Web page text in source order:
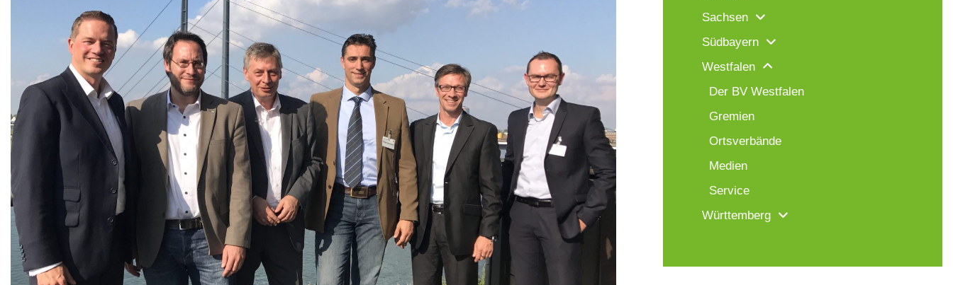
Sachsen
Südbayern
Westfalen
Der BV Westfalen
Gremien
Ortsverbände
Medien
Service
Württemberg